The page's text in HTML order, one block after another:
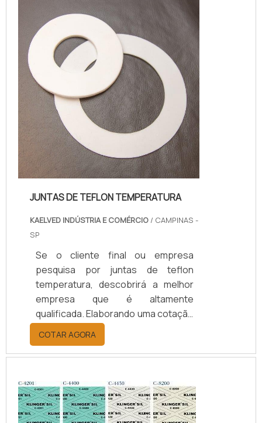
diferentes vantagens, tais como:
Nitrílica: é empregada quando há
grande incidência de óleo. EPDM:
resistente aos raios UV, o EPDM é
um material durável; Ne...
JUNTAS DE TEFLON TEMPERATURA
KAELVED INDÚSTRIA E COMÉRCIO / CAMPINAS -
SP
Se o cliente final ou empresa
pesquisa por juntas de teflon
temperatura, descobrirá a melhor
empresa que é altamente
qualificada. Elaborando uma cotação
por meio da plataforma e
descobrindo a melhor referência do
mercado.Sim, aqui é o lugar certo!
temperatura, com os colaboradores
da kaelved obterá excelente custo-
benefício com assessoria técnica
COTAR AGORA